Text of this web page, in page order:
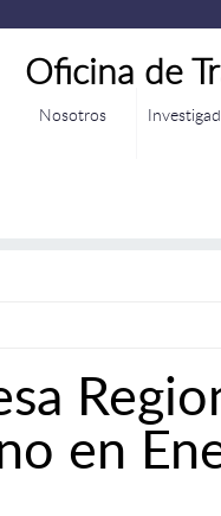
Oficina de
Nosotros
en